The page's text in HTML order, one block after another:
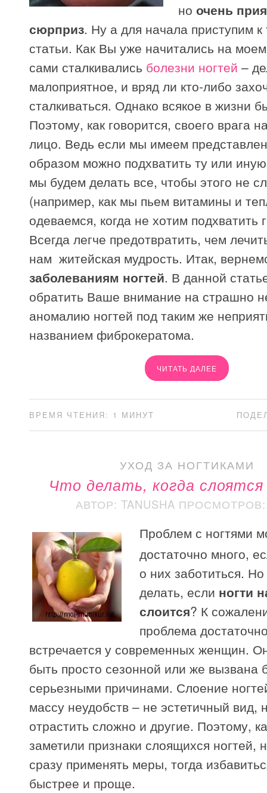
но очень
сюрприз. Ну а для начала приступим
статьи. Как Вы уже начитались на
сами сталкивались болезни ногтей –
малоприятное, и вряд ли кто-либо
сталкиваться. Однако всякое в жизни
Поэтому, как говорится, своего врага
лицо. Ведь если мы имеем
образом можно подхватить ту или
мы будем делать все, чтобы этого не
(например, как мы пьем витамины и
одеваемся, когда не хотим подхватить
Всегда легче предотвратить, чем
нам житейская мудрость. Итак,
заболеваниям ногтей. В данной
обратить Ваше внимание на страшно
аномалию ногтей под таким же
названием фиброкератома.
ЧИТАТЬ ДАЛЕЕ
ВРЕМЯ ЧТЕНИЯ: 1 МИНУТ
УХОД ЗА НОГТИКАМИ
Что делать, когда
АВТОР: TANUSHA ПРОСМОТРОВ:
Проблем с ногтями
достаточно много,
о них заботиться.
делать, если ногти
слоится? К
проблема
встречается у современных женщин.
быть просто сезонной или же вызвана
серьезными причинами. Слоение
массу неудобств – не эстетичный вид,
отрастить сложно и другие. Поэтому,
заметили признаки слоящихся ногтей,
сразу применять меры, тогда
быстрее и проще.